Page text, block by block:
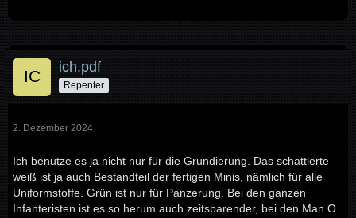
ich.pdf
Repenter
2. Dezember 2024
Ich benutze es ja nicht nur für die Grundierung. Das schattierte
weiß ist ja auch Bestandteil der fertigen Minis, nämlich für alle
Uniformstoffe. Grün ist nur für Panzerung. Bei den ganzen
Infanteristen ist es so herum auch zeitsparender, bei den Man O